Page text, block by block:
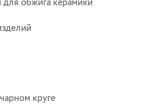
обжига керамики
круге